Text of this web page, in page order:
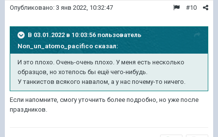
#10
Опубликовано: 3 янв 2022, 10:32:47
В 03.01.2022 в 10:03:56 пользователь
Non_un_atomo_pacifico сказал:
И это плохо. Очень-очень плохо. У меня есть несколько
образцов, но хотелось бы ещё чего-нибудь.
У танкистов всякого навалом, а у нас почему-то ничего.
Если напомните, смогу уточнить более подробно, но уже после
праздников.